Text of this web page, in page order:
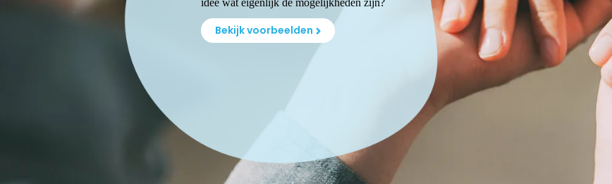
idee wat eigenlijk de mogelijkheden zijn?
Bekijk voorbeelden